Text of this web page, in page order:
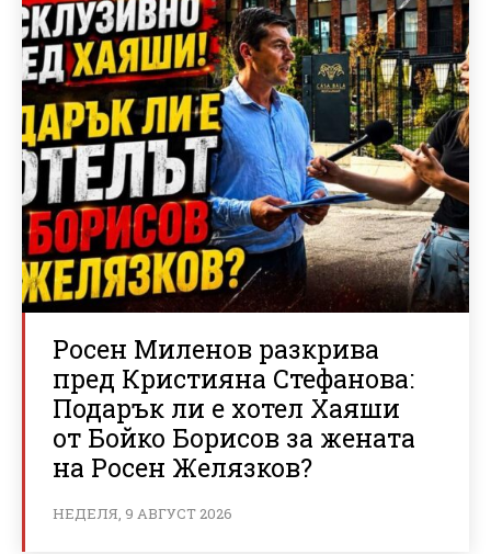
Росен Миленов разкрива
пред Кристияна Стефанова:
Подарък ли е хотел Хаяши
от Бойко Борисов за жената
на Росен Желязков?
НЕДЕЛЯ, 9 АВГУСТ 2026